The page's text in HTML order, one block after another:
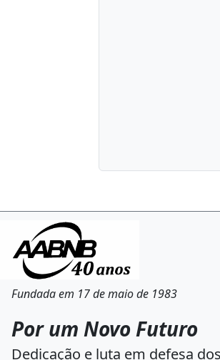
Fundada em 17 de maio de 1983
Por um Novo Futuro
Dedicação e luta em defesa